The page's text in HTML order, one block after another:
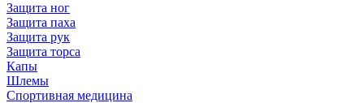
Защита ног
Защита паха
Защита рук
Защита торса
Капы
Шлемы
Спортивная медицина